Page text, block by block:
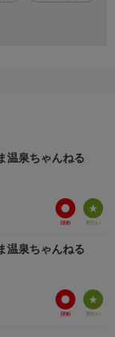
ネット)
温泉ちゃんねる
温泉ちゃんねる